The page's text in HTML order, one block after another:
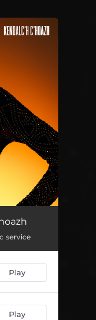
04:27
service
Play
Play